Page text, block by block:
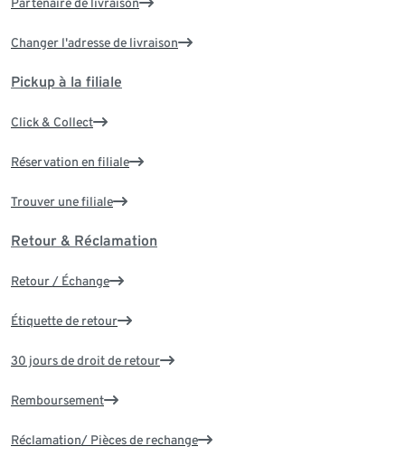
Changer l'adresse de livraison
Pickup à la filiale
Click & Collect
Réservation en filiale
Trouver une filiale
Retour & Réclamation
Retour / Échange
Étiquette de retour
30 jours de droit de retour
Remboursement
Réclamation/ Pièces de rechange